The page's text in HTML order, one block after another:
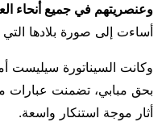
وعنصريتهم في جميع أنحاء
أساءت إلى صورة بلادها التي
وكانت السيناتورة سيليست
بحق مبابي، تضمنت عبارات
أثار موجة استنكار واسعة.